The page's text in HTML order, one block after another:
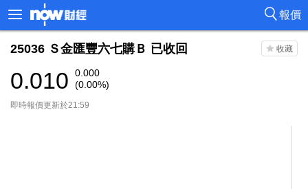
報價
25036 Ｓ金匯豐六七購Ｂ 已收回
0.010
0.000
(0.00%)
即時報價更新於21:59